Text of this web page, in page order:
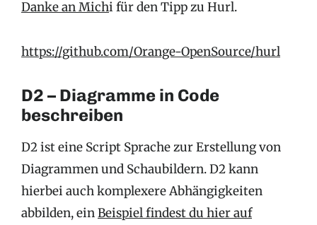
Danke an Michi für den Tipp zu Hurl.
https://github.com/Orange-OpenSource/hurl
D2 – Diagramme in Code
beschreiben
D2 ist eine Script Sprache zur Erstellung von
Diagrammen und Schaubildern. D2 kann
hierbei auch komplexere Abhängigkeiten
abbilden, einBeispiel findest du hier auf